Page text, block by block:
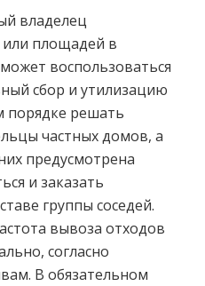
владелец
площадей в
воспользоваться
сбор и утилизацию
порядке решать
частных домов, а
предусмотрена
и заказать
группы соседей.
вывоза отходов
согласно
В обязательном